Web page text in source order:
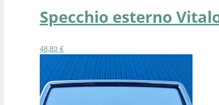
Specchio esterno
48,80 €